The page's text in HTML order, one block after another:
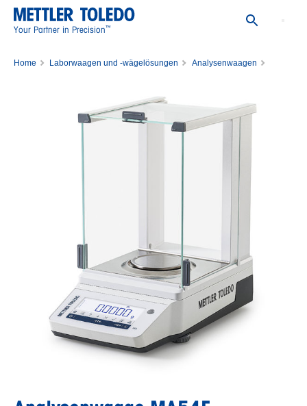
Your Partner in Precision™
Home Laborwaagen und -wägelösungen
Analysenwaagen